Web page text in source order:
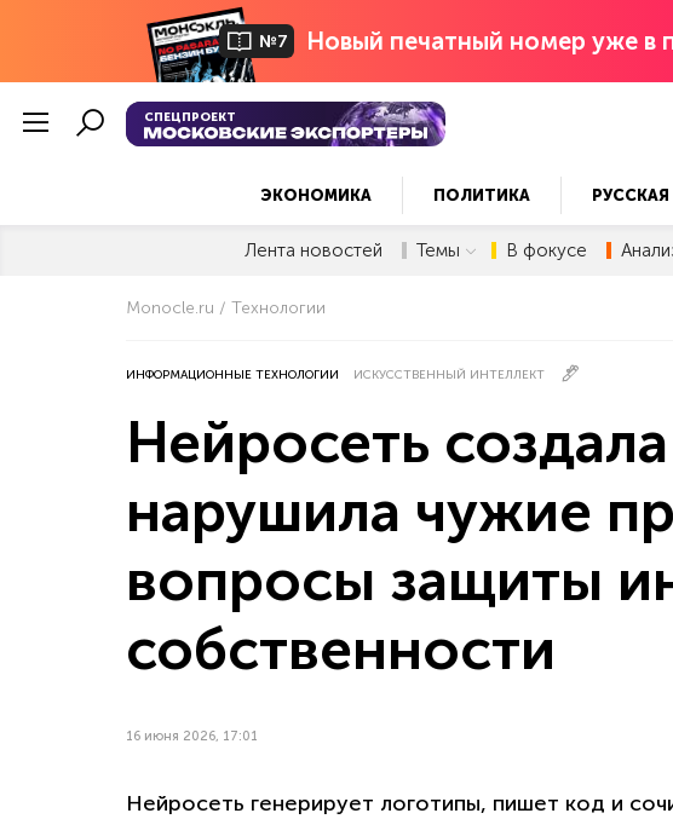
№7 Новый печатный номер уже в
СПЕЦПРОЕКТ
ЭКОНОМИКА ПОЛИТИКА
Лента новостей Темы В фокусе
Monocle.ru Технологии
ИНФОРМАЦИОННЫЕ ТЕХНОЛОГИИ ИСКУССТВЕННЫЙ ИНТЕЛЛЕКТ
Нейросеть
нарушила чужие
вопросы защиты
собственности
16 июня 2026, 17:01
Нейросеть генерирует логотипы, пишет код и